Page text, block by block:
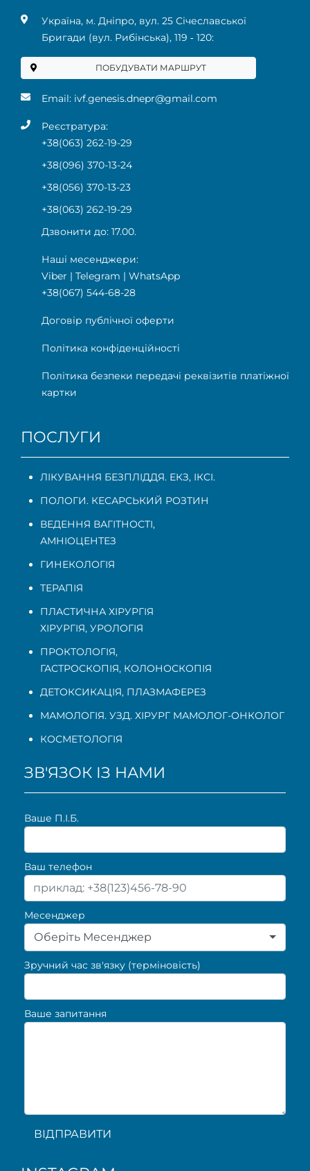
Українa, м. Дніпро, вул. 25 Січеславської
Бригади (вул. Рибінська), 119 ‑ 120:
ПОБУДУВАТИ МАРШРУТ
Email: ivf.genesis.dnepr@gmail.com
Реєстратура:
+38(063) 262-19-29
+38(096) 370-13-24
+38(056) 370-13-23
+38(063) 262-19-29
Дзвонити до: 17.00.
Наші месенджери:
Viber | Telegram | WhatsApp
+38(067) 544-68-28
Договір публічної оферти
Політика конфіденційності
Політика безпеки передачі реквізитів платіжної
картки
ПОСЛУГИ
ЛІКУВАННЯ БЕЗПЛІДДЯ. ЕКЗ, ІКСІ.
ПОЛОГИ. КЕСАРСЬКИЙ РОЗТИН
ВЕДЕННЯ ВАГІТНОСТІ,
АМНІОЦЕНТЕЗ
ГИНЕКОЛОГІЯ
ТЕРАПІЯ
ПЛАСТИЧНА ХІРУРГІЯ
ХІРУРГІЯ, УРОЛОГІЯ
ПРОКТОЛОГІЯ,
ГАСТРОСКОПІЯ, КОЛОНОСКОПІЯ
ДЕТОКСИКАЦІЯ, ПЛАЗМАФЕРЕЗ
МАМОЛОГІЯ. УЗД. ХІРУРГ МАМОЛОГ-ОНКОЛОГ
КОСМЕТОЛОГІЯ
ЗВ'ЯЗОК ІЗ НАМИ
Ваше П.I.Б.
Ваш телефон
Месенджер
Оберіть Месенджер
Зручний час зв'язку (терміновість)
Ваше запитання
ВІДПРАВИТИ